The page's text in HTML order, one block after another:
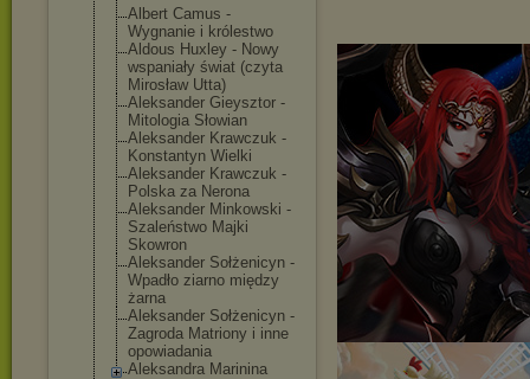
Albert Camus -
Wygnanie i królestwo
Aldous Huxley - Nowy
wspaniały świat (czyta
Mirosław Utta)
Aleksander Gieysztor -
Mitologia Słowian
Aleksander Krawczuk -
Konstantyn Wielki
Aleksander Krawczuk -
Polska za Nerona
Aleksander Minkowski -
Szaleństwo Majki
Skowron
Aleksander Sołżenicyn -
Wpadło ziarno między
żarna
Aleksander Sołżenicyn -
Zagroda Matriony i inne
opowiadania
Aleksandra Marinina